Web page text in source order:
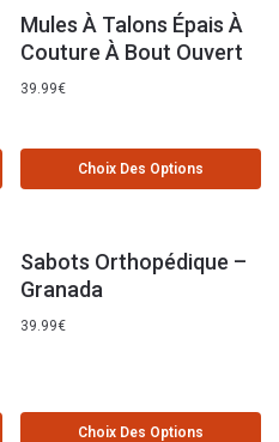
Mules À Talons Épais À
Couture À Bout Ouvert
39.99€
Choix Des Options
Sabots Orthopédique –
Granada
39.99€
Choix Des Options